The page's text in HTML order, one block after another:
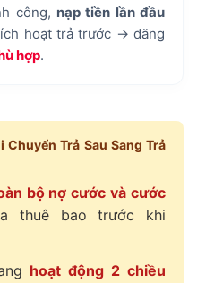
công, nạp tiền lần đầu
hoạt trả trước → đăng
hợp.
Trả Sau Sang Trả
bộ nợ cước và cước
thuê bao trước khi
hoạt động 2 chiều